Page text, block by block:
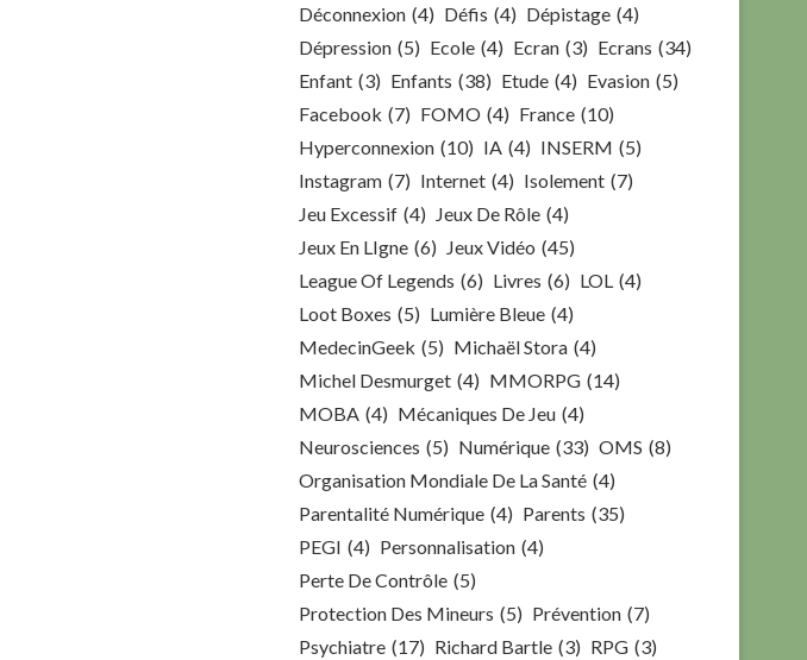
Déconnexion (4) Défis (4) Dépistage (4)
Dépression (5) Ecole (4) Ecran (3) Ecrans (34)
Enfant (3) Enfants (38) Etude (4) Evasion (5)
Facebook (7) FOMO (4) France (10)
Hyperconnexion (10) IA (4) INSERM (5)
Instagram (7) Internet (4) Isolement (7)
Jeu Excessif (4) Jeux De Rôle (4)
Jeux En LIgne (6) Jeux Vidéo (45)
League Of Legends (6) Livres (6) LOL (4)
Loot Boxes (5) Lumière Bleue (4)
MedecinGeek (5) Michaël Stora (4)
Michel Desmurget (4) MMORPG (14)
MOBA (4) Mécaniques De Jeu (4)
Neurosciences (5) Numérique (33) OMS (8)
Organisation Mondiale De La Santé (4)
Parentalité Numérique (4) Parents (35)
PEGI (4) Personnalisation (4)
Perte De Contrôle (5)
Protection Des Mineurs (5) Prévention (7)
Psychiatre (17) Richard Bartle (3) RPG (3)